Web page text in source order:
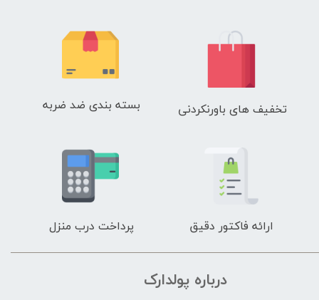
تخفیف های باورنکردنی بسته بندی ضد ضربه
ارائه فاکتور دقیق پرداخت درب منزل
درباره پولدارک